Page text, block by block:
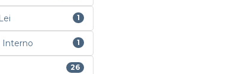
1
Interno 1
26